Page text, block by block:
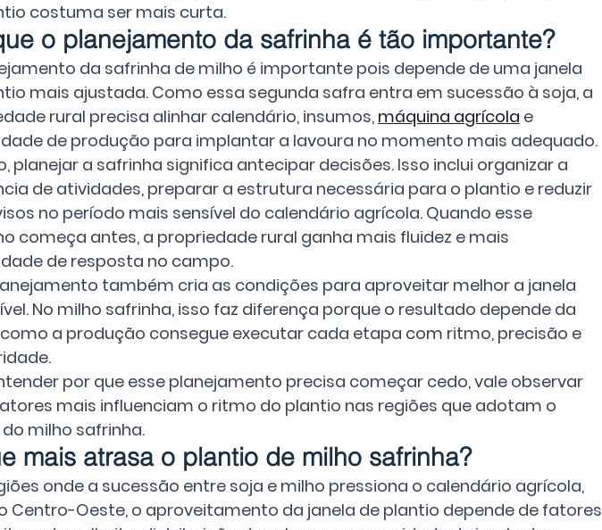
costuma ser mais curta.
o planejamento da safrinha é tão importante?
da safrinha de milho é importante pois depende de uma janela
mais ajustada. Como essa segunda safra entra em sucessão à soja, a
rural precisa alinhar calendário, insumos, máquina agrícola e
de produção para implantar a lavoura no momento mais adequado.
planejar a safrinha significa antecipar decisões. Isso inclui organizar a
de atividades, preparar a estrutura necessária para o plantio e reduzir
no período mais sensível do calendário agrícola. Quando esse
começa antes, a propriedade rural ganha mais fluidez e mais
de resposta no campo.
também cria as condições para aproveitar melhor a janela
No milho safrinha, isso faz diferença porque o resultado depende da
a produção consegue executar cada etapa com ritmo, precisão e
por que esse planejamento precisa começar cedo, vale observar
mais influenciam o ritmo do plantio nas regiões que adotam o
milho safrinha.
mais atrasa o plantio de milho safrinha?
onde a sucessão entre soja e milho pressiona o calendário agrícola,
Centro-Oeste, o aproveitamento da janela de plantio depende de fatores